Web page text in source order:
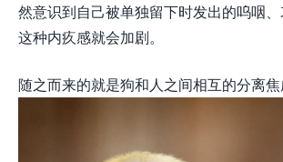
然意识到自己被单独留下时发出的呜咽、
这种内疚感就会加剧。
随之而来的就是狗和人之间相互的分离焦